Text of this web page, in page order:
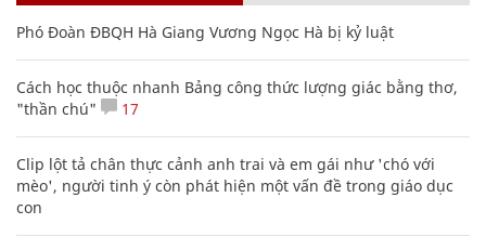
Phó Đoàn ĐBQH Hà Giang Vương Ngọc Hà bị kỷ luật
Cách học thuộc nhanh Bảng công thức lượng giác bằng thơ,
"thần chú"
17
Clip lột tả chân thực cảnh anh trai và em gái như 'chó với
mèo', người tinh ý còn phát hiện một vấn đề trong giáo dục
con